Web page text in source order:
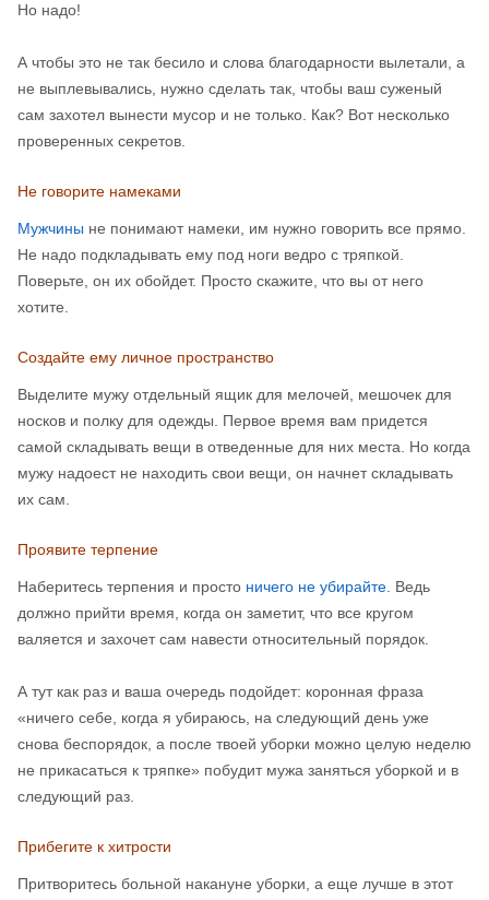
Но надо!
А чтобы это не так бесило и слова благодарности вылетали, а
не выплевывались, нужно сделать так, чтобы ваш суженый
сам захотел вынести мусор и не только. Как? Вот несколько
проверенных секретов.
Не говорите намеками
Мужчины не понимают намеки, им нужно говорить все прямо.
Не надо подкладывать ему под ноги ведро с тряпкой.
Поверьте, он их обойдет. Просто скажите, что вы от него
хотите.
Создайте ему личное пространство
Выделите мужу отдельный ящик для мелочей, мешочек для
носков и полку для одежды. Первое время вам придется
самой складывать вещи в отведенные для них места. Но когда
мужу надоест не находить свои вещи, он начнет складывать
их сам.
Проявите терпение
Наберитесь терпения и просто ничего не убирайте. Ведь
должно прийти время, когда он заметит, что все кругом
валяется и захочет сам навести относительный порядок.
А тут как раз и ваша очередь подойдет: коронная фраза
«ничего себе, когда я убираюсь, на следующий день уже
снова беспорядок, а после твоей уборки можно целую неделю
не прикасаться к тряпке» побудит мужа заняться уборкой и в
следующий раз.
Прибегите к хитрости
Притворитесь больной накануне уборки, а еще лучше в этот